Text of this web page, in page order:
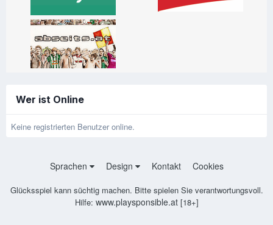
Wer ist Online
Keine registrierten Benutzer online.
Sprachen Design Kontakt Cookies
Glücksspiel kann süchtig machen. Bitte spielen Sie verantwortungsvoll.
Hilfe: www.playsponsible.at[18+]